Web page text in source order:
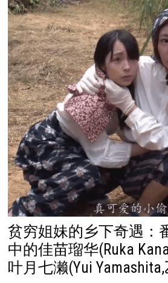
贫穷姐妹的乡下奇遇：
中的佳苗瑠华(Ruka
叶月七濑(Yui